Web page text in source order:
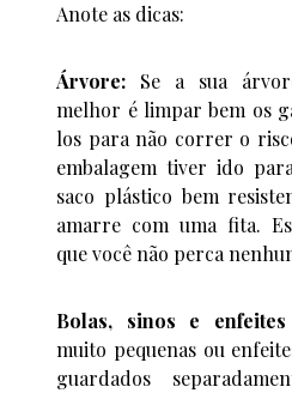
Anote as dicas:
Árvore: Se a sua
melhor é limpar bem os
los para não correr o
embalagem tiver ido
saco plástico bem
amarre com uma fita.
que você não perca
Bolas, sinos e
muito pequenas ou
guardados